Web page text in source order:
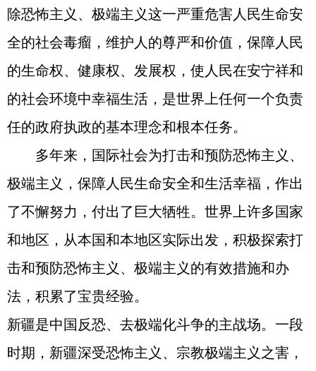
除恐怖主义、极端主义这一严重危害人民生命安
全的社会毒瘤，维护人的尊严和价值，保障人民
的生命权、健康权、发展权，使人民在安宁祥和
的社会环境中幸福生活，是世界上任何一个负责
任的政府执政的基本理念和根本任务。
多年来，国际社会为打击和预防恐怖主义、
极端主义，保障人民生命安全和生活幸福，作出
了不懈努力，付出了巨大牺牲。世界上许多国家
和地区，从本国和本地区实际出发，积极探索打
击和预防恐怖主义、极端主义的有效措施和办
法，积累了宝贵经验。
新疆是中国反恐、去极端化斗争的主战场。一段
时期，新疆深受恐怖主义、宗教极端主义之害，